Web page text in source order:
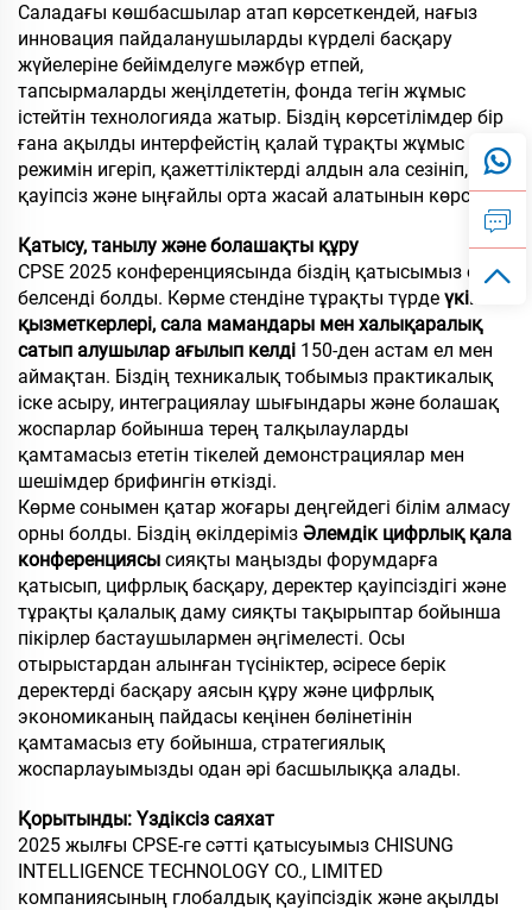
Саладағы көшбасшылар атап көрсеткендей, нағыз
инновация пайдаланушыларды күрделі басқару
жүйелеріне бейімделуге мәжбүр етпей,
тапсырмаларды жеңілдететін, фонда тегін жұмыс
істейтін технологияда жатыр. Біздің көрсетілімдер бір
ғана ақылды интерфейстің қалай тұрақты жұмыс
режимін игеріп, қажеттіліктерді алдын ала сезініп,
қауіпсіз және ыңғайлы орта жасай алатынын көрсетті.
Қатысу, танылу және болашақты құру
CPSE 2025 конференциясында біздің қатысымыз өте
белсенді болды. Көрме стендіне тұрақты түрде үкімет
қызметкерлері, сала мамандары мен халықаралық
сатып алушылар ағылып келді 150-ден астам ел мен
аймақтан. Біздің техникалық тобымыз практикалық
іске асыру, интеграциялау шығындары және болашақ
жоспарлар бойынша терең талқылауларды
қамтамасыз ететін тікелей демонстрациялар мен
шешімдер брифингін өткізді.
Көрме сонымен қатар жоғары деңгейдегі білім алмасу
орны болды. Біздің өкілдеріміз Әлемдік цифрлық қала
конференциясы сияқты маңызды форумдарға
қатысып, цифрлық басқару, деректер қауіпсіздігі және
тұрақты қалалық даму сияқты тақырыптар бойынша
пікірлер бастаушылармен әңгімелесті. Осы
отырыстардан алынған түсініктер, әсіресе берік
деректерді басқару аясын құру және цифрлық
экономиканың пайдасы кеңінен бөлінетінін
қамтамасыз ету бойынша, стратегиялық
жоспарлауымызды одан әрі басшылыққа алады.
Қорытынды: Үздіксіз саяхат
2025 жылғы CPSE-ге сәтті қатысуымыз CHISUNG
INTELLIGENCE TECHNOLOGY CO., LIMITED
компаниясының глобалдық қауіпсіздік және ақылды